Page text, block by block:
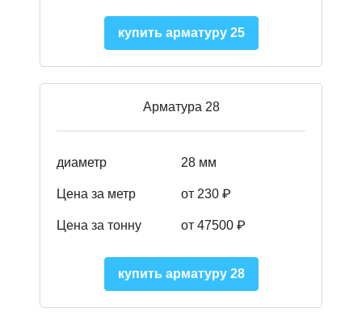
купить арматуру 25
Арматура 28
диаметр 28 мм
Цена за метр от 230 ₽
Цена за тонну от 47500 ₽
купить арматуру 28